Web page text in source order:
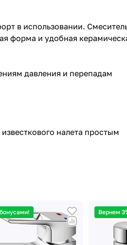
в использовании.
форма и удобная
давления и перепадам
налета простым
Вернем